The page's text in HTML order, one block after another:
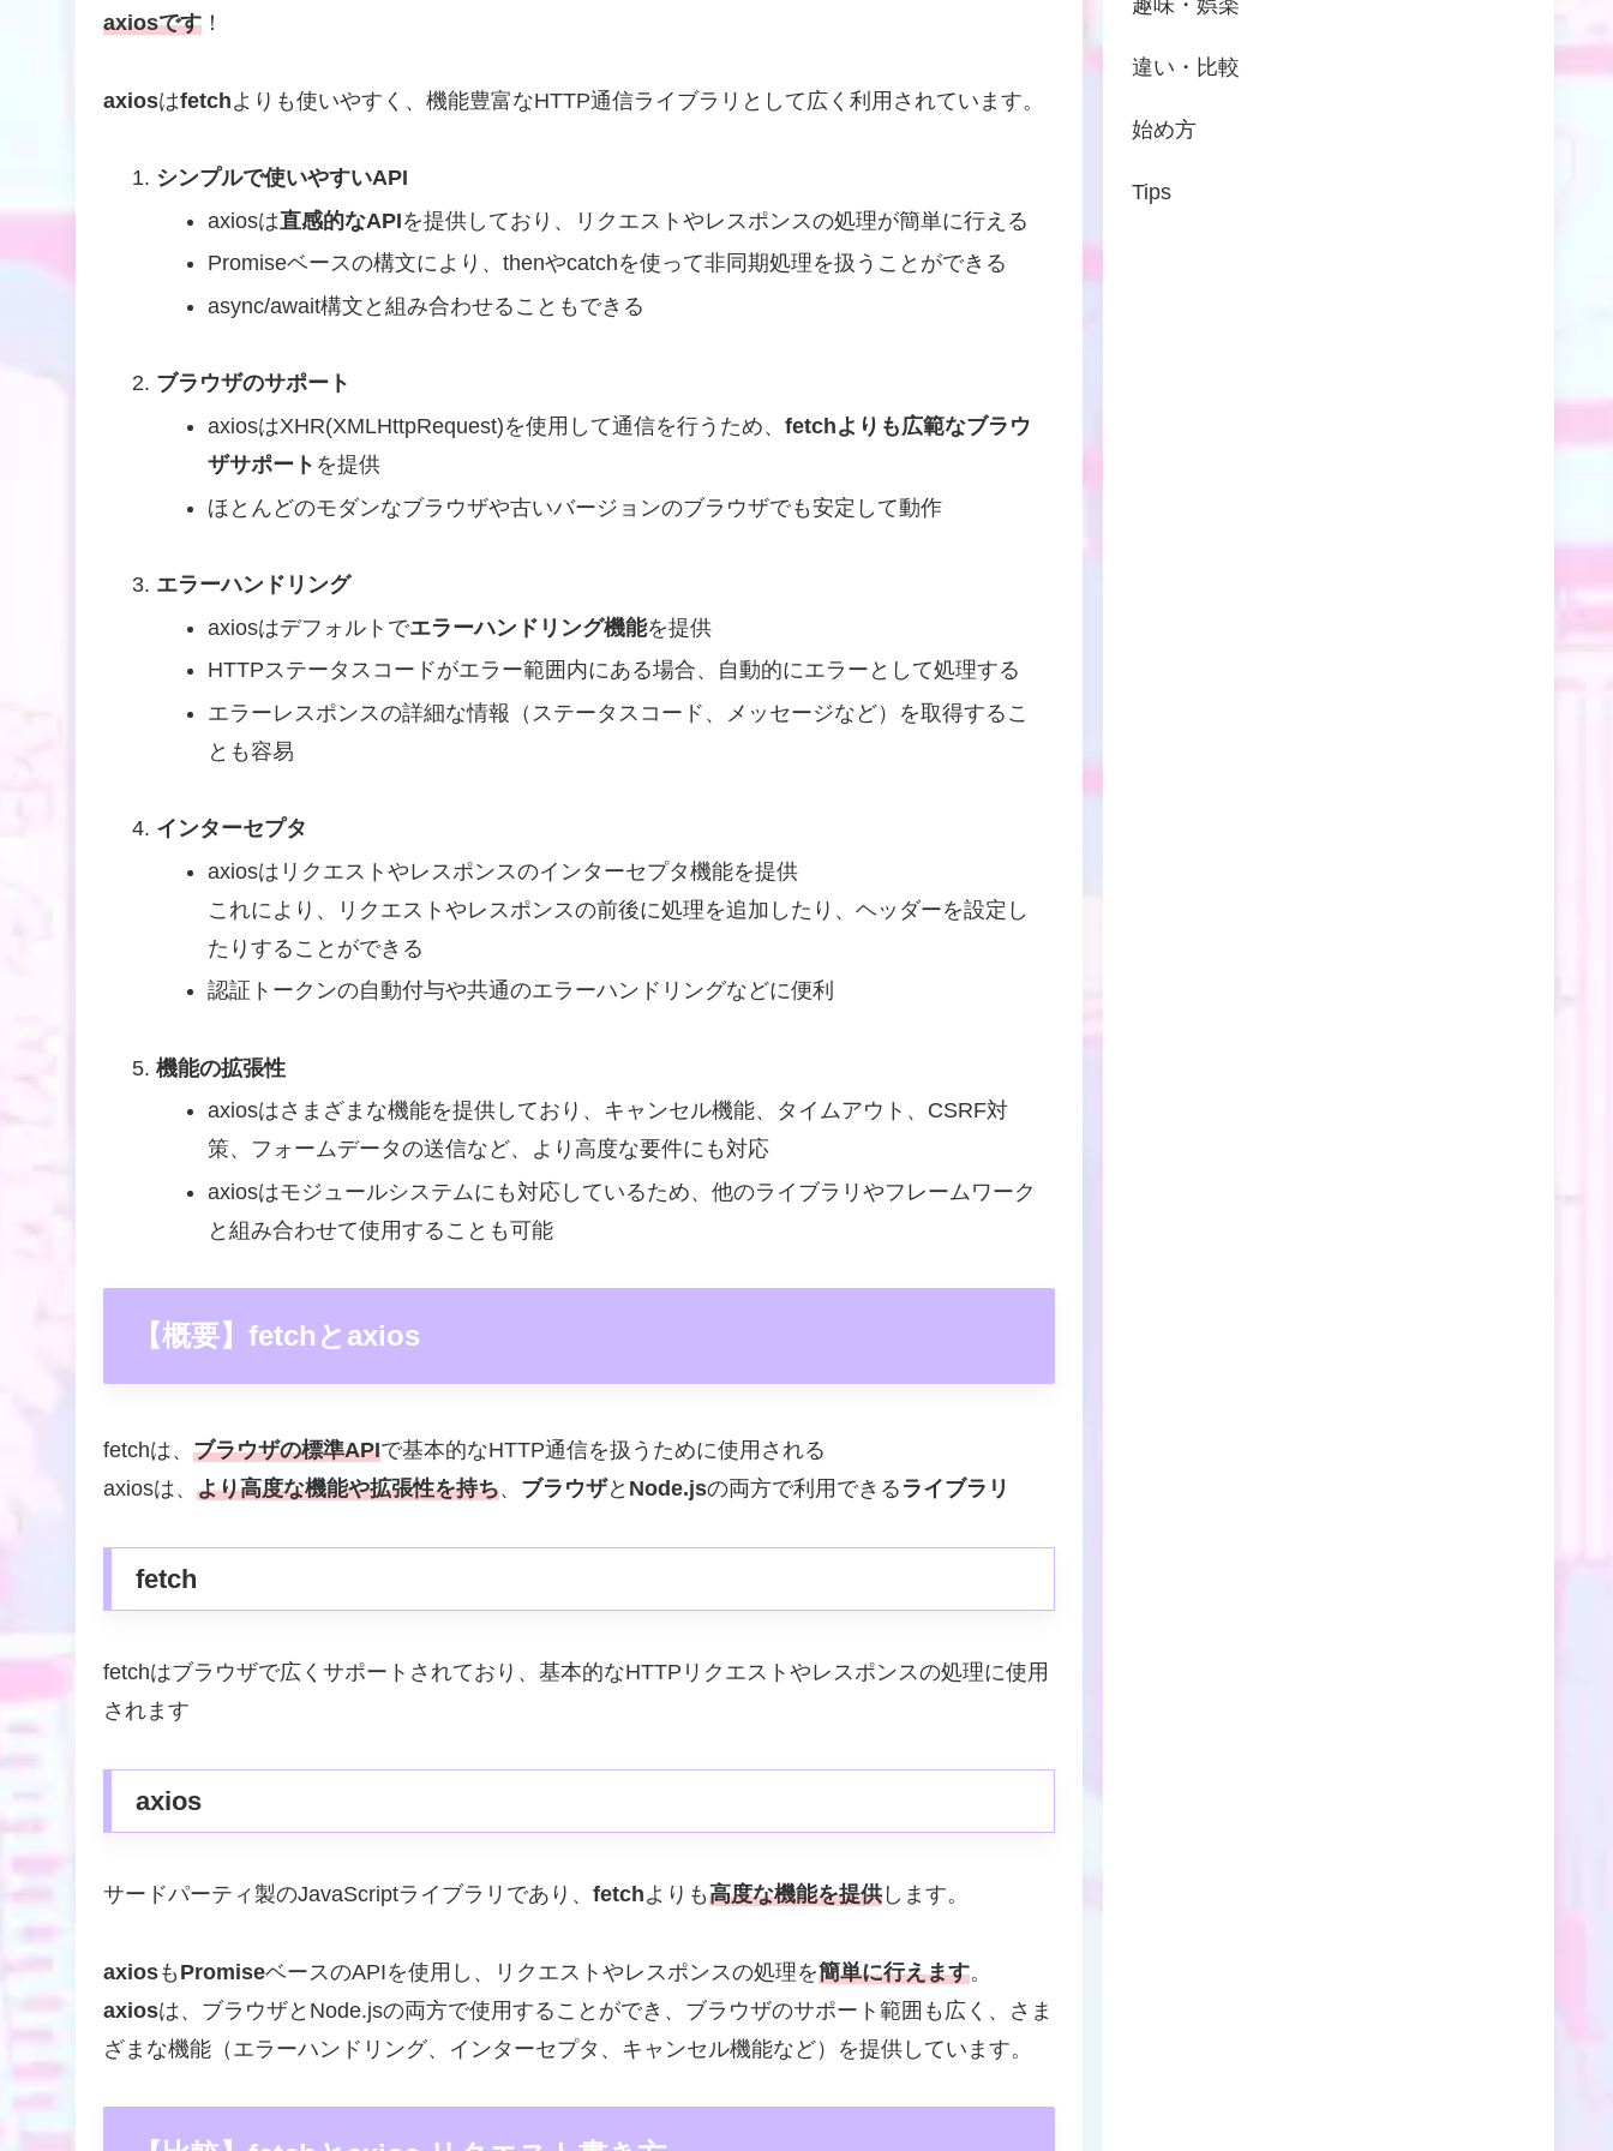
axiosです ！
axiosはfetchよりも使いやすく、機能豊富なHTTP通信ライブラリとして広く利用されています。
シンプルで使いやすいAPI
axiosは直感的なAPIを提供しており、リクエストやレスポンスの処理が簡単に行える
Promiseベースの構文により、thenやcatchを使って非同期処理を扱うことができる
async/await構文と組み合わせることもできる
ブラウザのサポート
axiosはXHR(XMLHttpRequest)を使用して通信を行うため、fetchよりも広範なブラウ
ザサポート を提供
ほとんどのモダンなブラウザや古いバージョンのブラウザでも安定して動作
エラーハンドリング
axiosはデフォルトでエラーハンドリング機能を提供
HTTPステータスコードがエラー範囲内にある場合、自動的にエラーとして処理する
エラーレスポンスの詳細な情報（ステータスコード、メッセージなど）を取得するこ
とも容易
インターセプタ
axiosはリクエストやレスポンスのインターセプタ機能を提供
これにより、リクエストやレスポンスの前後に処理を追加したり、ヘッダーを設定し
たりすることができる
認証トークンの自動付与や共通のエラーハンドリングなどに便利
機能の拡張性
axiosはさまざまな機能を提供しており、キャンセル機能、タイムアウト、CSRF対
策、フォームデータの送信など、より高度な要件にも対応
axiosはモジュールシステムにも対応しているため、他のライブラリやフレームワーク
と組み合わせて使用することも可能
【概要】fetchとaxios
fetchは、 ブラウザの標準APIで基本的なHTTP通信を扱うために使用される
axiosは、 より高度な機能や拡張性を持ち、 ブラウザと Node.jsの両方で利用できる ライブラリ
fetch
fetchはブラウザで広くサポートされており、基本的なHTTPリクエストやレスポンスの処理に使用
されます
axios
サードパーティ製のJavaScriptライブラリであり、 fetchよりも高度な機能を提供します。
axiosも PromiseベースのAPIを使用し、リクエストやレスポンスの処理を簡単に行えます。
axiosは、ブラウザとNode.jsの両方で使用することができ、ブラウザのサポート範囲も広く、さま
ざまな機能（エラーハンドリング、インターセプタ、キャンセル機能など）を提供しています。
違い・比較
始め方
Tips